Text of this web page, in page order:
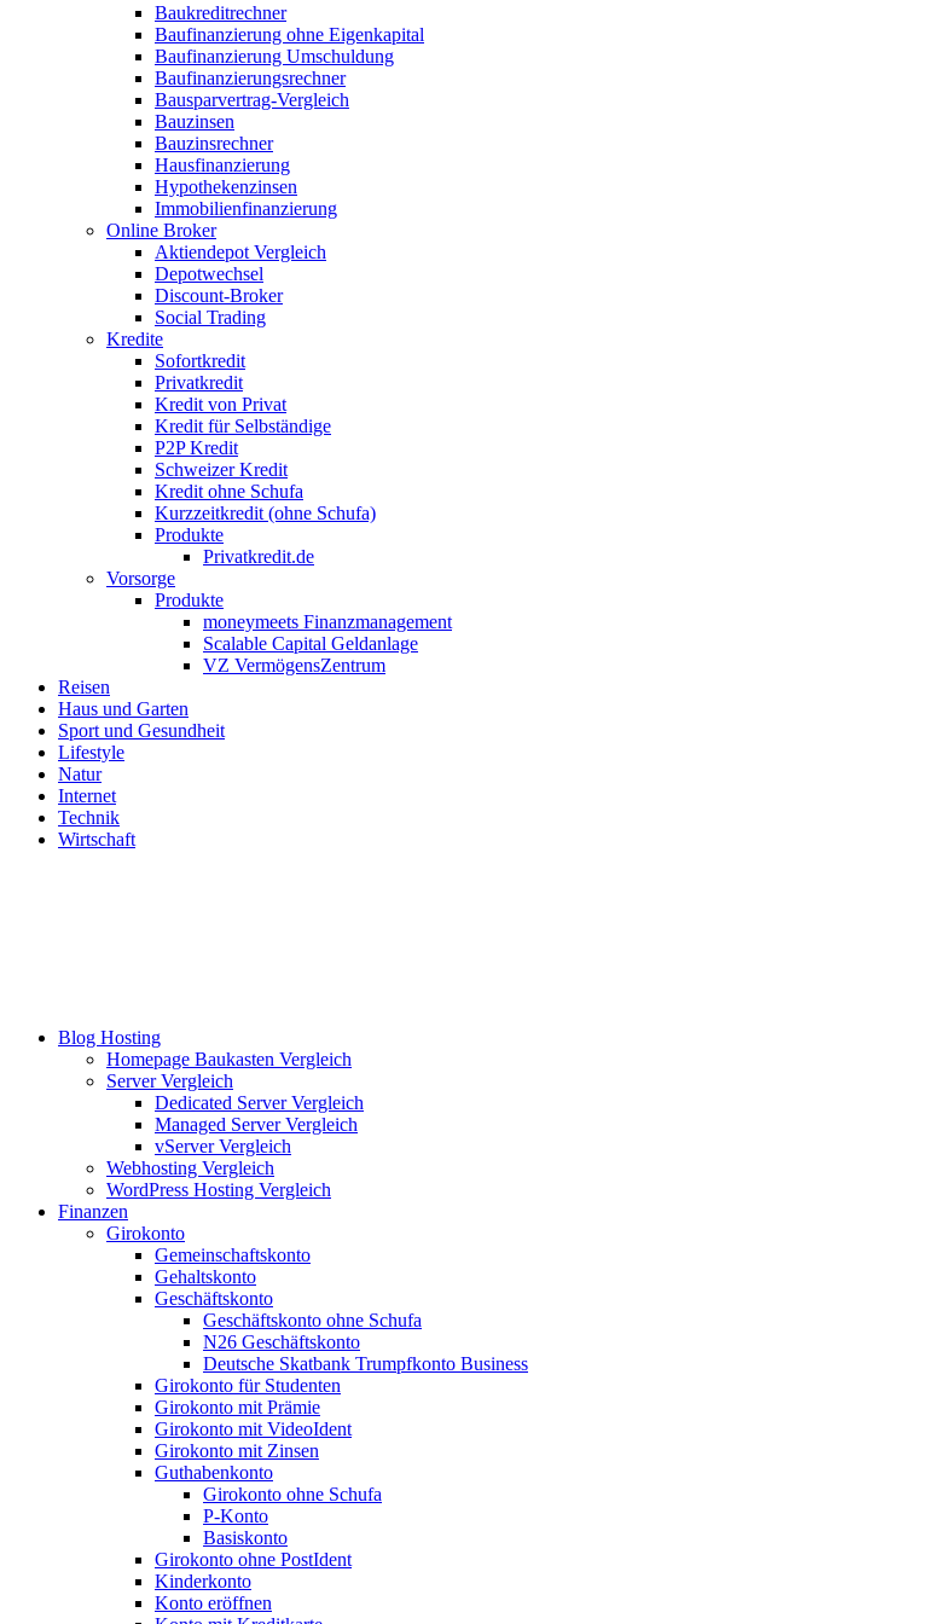
Baukreditrechner
Baufinanzierung ohne Eigenkapital
Baufinanzierung Umschuldung
Baufinanzierungsrechner
Bausparvertrag-Vergleich
Bauzinsen
Bauzinsrechner
Hausfinanzierung
Hypothekenzinsen
Immobilienfinanzierung
Online Broker
Aktiendepot Vergleich
Depotwechsel
Discount-Broker
Social Trading
Kredite
Sofortkredit
Privatkredit
Kredit von Privat
Kredit für Selbständige
P2P Kredit
Schweizer Kredit
Kredit ohne Schufa
Kurzzeitkredit (ohne Schufa)
Produkte
Privatkredit.de
Vorsorge
Produkte
moneymeets Finanzmanagement
Scalable Capital Geldanlage
VZ VermögensZentrum
Reisen
Haus und Garten
Sport und Gesundheit
Lifestyle
Natur
Internet
Technik
Wirtschaft
Blog Hosting
Homepage Baukasten Vergleich
Server Vergleich
Dedicated Server Vergleich
Managed Server Vergleich
vServer Vergleich
Webhosting Vergleich
WordPress Hosting Vergleich
Finanzen
Girokonto
Gemeinschaftskonto
Gehaltskonto
Geschäftskonto
Geschäftskonto ohne Schufa
N26 Geschäftskonto
Deutsche Skatbank Trumpfkonto Business
Girokonto für Studenten
Girokonto mit Prämie
Girokonto mit VideoIdent
Girokonto mit Zinsen
Guthabenkonto
Girokonto ohne Schufa
P-Konto
Basiskonto
Girokonto ohne PostIdent
Kinderkonto
Konto eröffnen